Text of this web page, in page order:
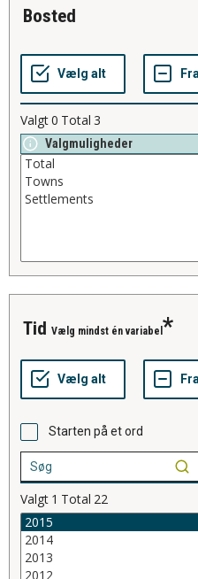
bosted
Valgt0 Total 3
Valgmuligheder
tid Vælg mindst én variabel
Starten på et ord
Valgt 1 Total 22